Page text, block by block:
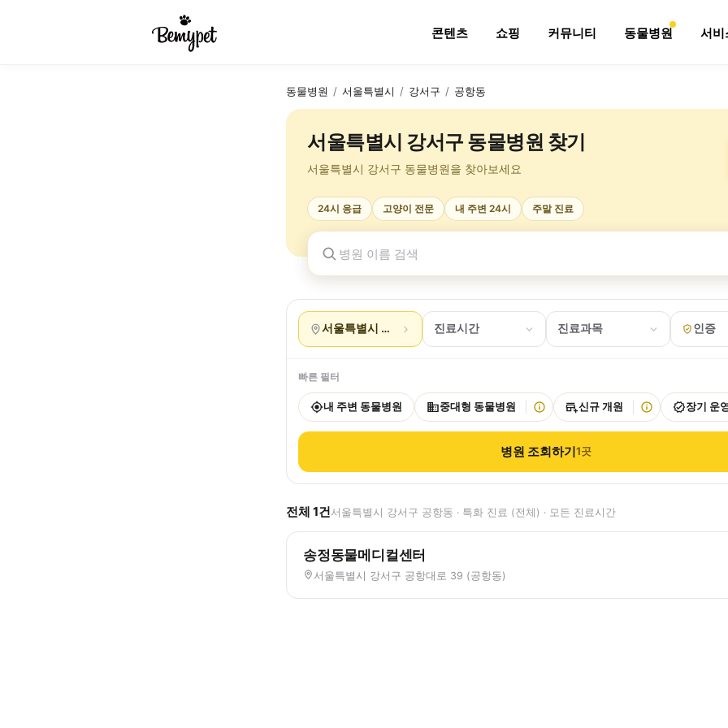
콘텐츠 쇼핑 커뮤니티 동물병원 서비
동물병원 / 서울특별시 / 강서구 / 공항동
서울특별시 강서구 동물병원 찾기
서울특별시 강서구 동물병원을 찾아보세요
24시 응급 고양이 전문 내 주변 24시 주말 진료
서울특별시 강서구 공항동진료시간 진료과목 인증
빠른 필터
내 주변 동물병원 중대형 동물병원 신규 개원 장기 운
병원 조회하기1곳
전체 1건서울특별시 강서구 공항동 · 특화 진료 (전체) · 모든 진료시간
송정동물메디컬센터
서울특별시 강서구 공항대로 39 (공항동)